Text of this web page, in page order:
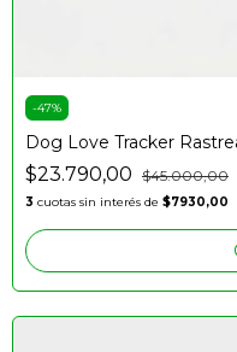
-47%
Dog Love Tracker
$23.790,00 $45.000,00
3 cuotas sin interés de $7930,00